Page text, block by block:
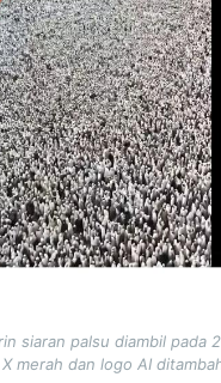
siaran palsu diambil pada
merah dan logo AI